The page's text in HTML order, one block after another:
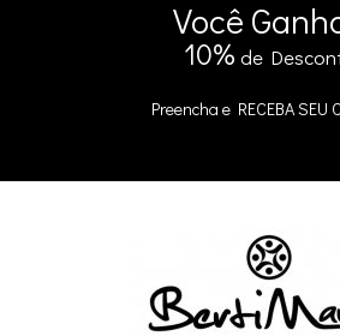
no
Você
10% de
Preencha e RECEBA SEU